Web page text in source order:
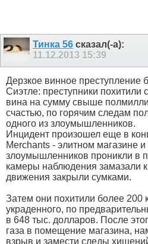
Тинка 56 сказал(-а):
11.12.2013 15:39
Дерзкое винное преступление
Сиэтле: преступники похитили
вина на сумму свыше
счастью, по горячим следам
одного из злоумышленников.
Инцидент произошел еще в
Merchants - элитном магазине
злоумышленников проникли в
камеры наблюдения замазали
движения закрыли сумками.
Затем они похитили более 200
украденного, по
в 648 тыс. долларов. После
газа в помещение магазина,
взрыв и замести следы